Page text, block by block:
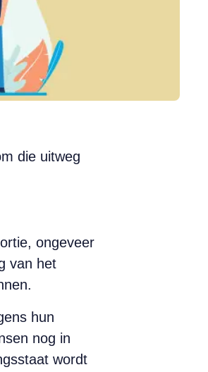
die uitweg
ongeveer
van het
hun
nog in
wordt